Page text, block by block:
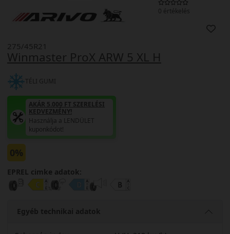
0 értékelés
Winmaster ProX ARW 5 XL H
275/45R21
TÉLI GUMI
AKÁR 5.000 FT SZERELÉSI
KEDVEZMÉNY!
Használja a LENDÜLET
kuponkódot!
0%
EPREL cimke adatok:
Egyéb technikai adatok